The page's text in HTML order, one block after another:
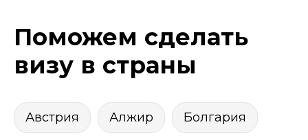
Поможем сделать
визу в страны
Австрия Алжир Болгария